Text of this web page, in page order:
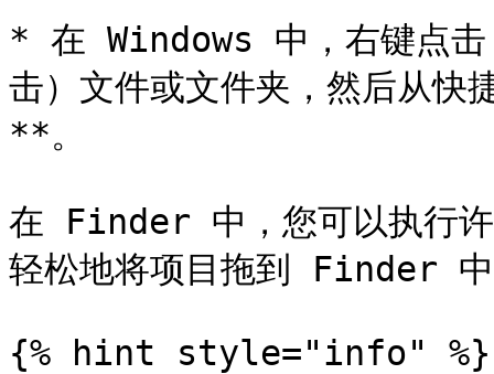
* 在 Windows 中，右键点
击）文件或文件夹，然后从
**。
在 Finder 中，您可以执行许
轻松地将项目拖到 Finder 中
{% hint style="info" %}